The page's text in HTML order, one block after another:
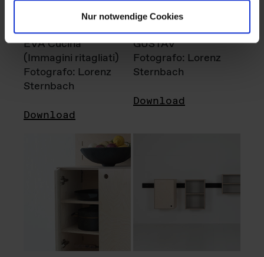
Nur notwendige Cookies
EVA Cucina
(Immagini ritagliati)
Fotografo: Lorenz
Sternbach
Download
GUSTAV
Fotografo: Lorenz
Sternbach
Download